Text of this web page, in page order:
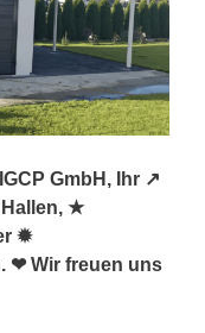
GmbH, Ihr ↗️
★
✹
❤ Wir freuen uns